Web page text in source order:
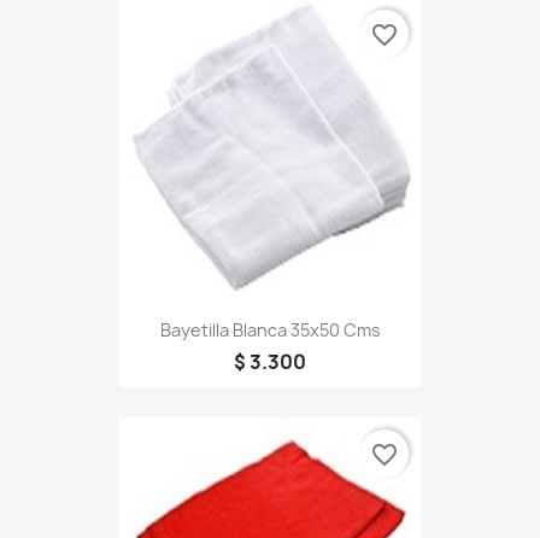
Bayetilla Blanca 35x50 Cms
$ 3.300
favorite_border
favorite_border